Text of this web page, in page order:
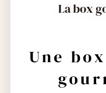
La box
Une